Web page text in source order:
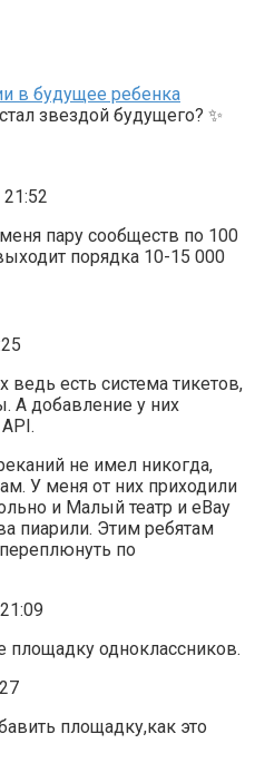
в будущее ребенка
звездой будущего? ✨
пару сообществ по 100
порядка 10-15 000
ведь есть система тикетов,
А добавление у них
не имел никогда,
У меня от них приходили
и Малый театр и eBay
пиарили. Этим ребятам
по
площадку одноклассников.
площадку,как это